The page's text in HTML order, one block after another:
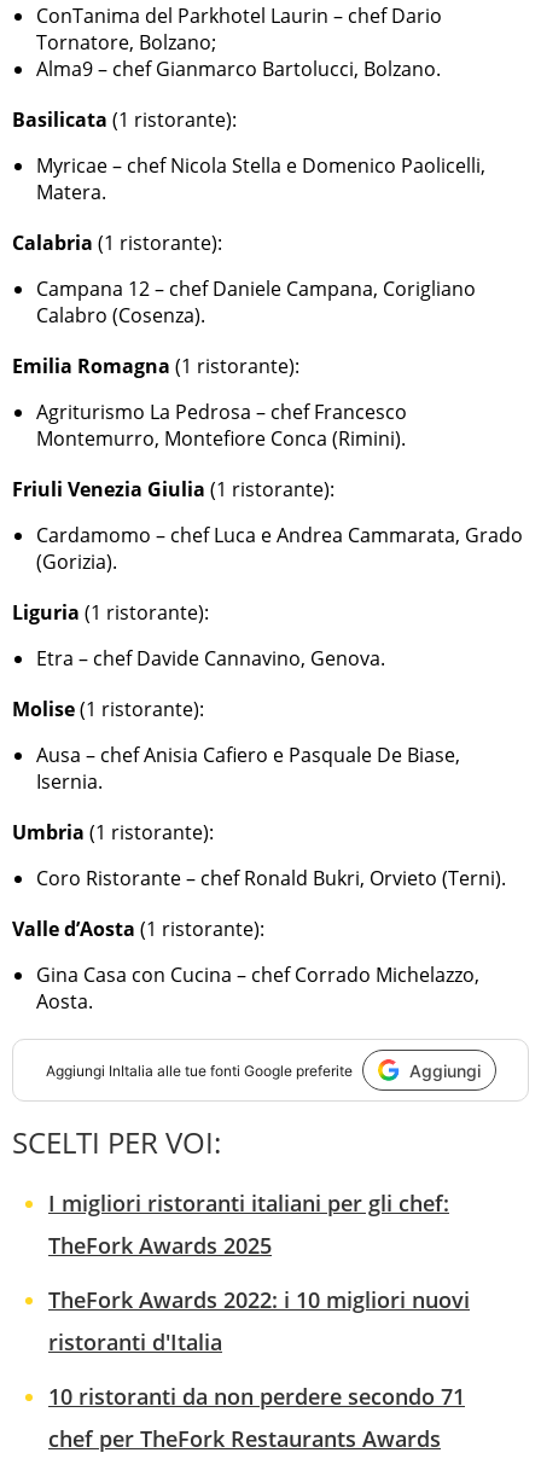
ConTanima del Parkhotel Laurin – chef Dario
Tornatore, Bolzano;
Alma9 – chef Gianmarco Bartolucci, Bolzano.
Basilicata (1 ristorante):
Myricae – chef Nicola Stella e Domenico Paolicelli,
Matera.
Calabria (1 ristorante):
Campana 12 – chef Daniele Campana, Corigliano
Calabro (Cosenza).
Emilia Romagna (1 ristorante):
Agriturismo La Pedrosa – chef Francesco
Montemurro, Montefiore Conca (Rimini).
Friuli Venezia Giulia (1 ristorante):
Cardamomo – chef Luca e Andrea Cammarata, Grado
(Gorizia).
Liguria (1 ristorante):
Etra – chef Davide Cannavino, Genova.
Molise(1 ristorante):
Ausa – chef Anisia Cafiero e Pasquale De Biase,
Isernia.
Umbria (1 ristorante):
Coro Ristorante – chef Ronald Bukri, Orvieto (Terni).
Valle d’Aosta (1 ristorante):
Gina Casa con Cucina – chef Corrado Michelazzo,
Aosta.
Aggiungi InItalia alle tue fonti Google preferite Aggiungi
SCELTI PER VOI:
I migliori ristoranti italiani per gli chef:
TheFork Awards 2025
TheFork Awards 2022: i 10 migliori nuovi
ristoranti d'Italia
10 ristoranti da non perdere secondo 71
chef per TheFork Restaurants Awards